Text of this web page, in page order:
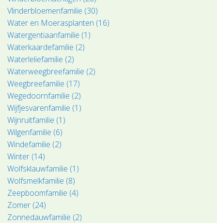
Vlinderbloemenfamilie (30)
Water en Moerasplanten (16)
Watergentiaanfamilie (1)
Waterkaardefamilie (2)
Waterleliefamilie (2)
Waterweegbreefamilie (2)
Weegbreefamilie (17)
Wegedoornfamilie (2)
Wijfjesvarenfamilie (1)
Wijnruitfamilie (1)
Wilgenfamilie (6)
Windefamilie (2)
Winter (14)
Wolfsklauwfamilie (1)
Wolfsmelkfamilie (8)
Zeepboomfamilie (4)
Zomer (24)
Zonnedauwfamilie (2)